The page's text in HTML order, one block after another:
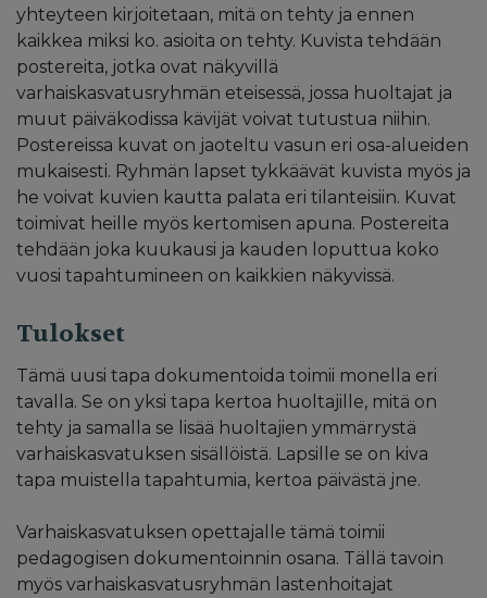
yhteyteen kirjoitetaan, mitä on tehty ja ennen
kaikkea miksi ko. asioita on tehty. Kuvista tehdään
postereita, jotka ovat näkyvillä
varhaiskasvatusryhmän eteisessä, jossa huoltajat ja
muut päiväkodissa kävijät voivat tutustua niihin.
Postereissa kuvat on jaoteltu vasun eri osa-alueiden
mukaisesti. Ryhmän lapset tykkäävät kuvista myös ja
he voivat kuvien kautta palata eri tilanteisiin. Kuvat
toimivat heille myös kertomisen apuna. Postereita
tehdään joka kuukausi ja kauden loputtua koko
vuosi tapahtumineen on kaikkien näkyvissä.
Tulokset
Tämä uusi tapa dokumentoida toimii monella eri
tavalla. Se on yksi tapa kertoa huoltajille, mitä on
tehty ja samalla se lisää huoltajien ymmärrystä
varhaiskasvatuksen sisällöistä. Lapsille se on kiva
tapa muistella tapahtumia, kertoa päivästä jne.
Varhaiskasvatuksen opettajalle tämä toimii
pedagogisen dokumentoinnin osana. Tällä tavoin
myös varhaiskasvatusryhmän lastenhoitajat